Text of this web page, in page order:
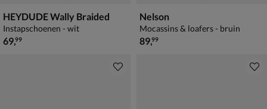
HEYDUDE Wally Braided
Instapschoenen - wit
€ 69,99
69,99
Nelson
Mocassins & loafers - bruin
€ 89,99
89,99